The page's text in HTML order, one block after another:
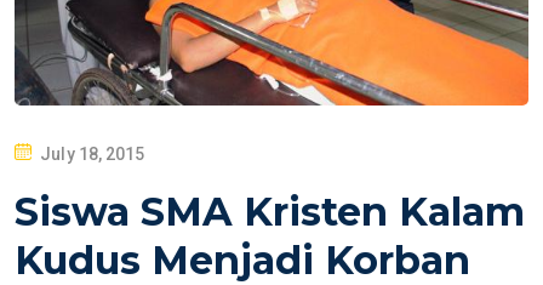
S
T
E
July 18, 2015
Siswa SMA Kristen Kalam
Kudus Menjadi Korban